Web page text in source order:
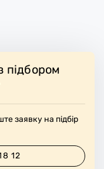
підбором
заявку на підбір
12